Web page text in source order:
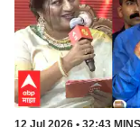
12 Jul 2026 • 32:43 MINS